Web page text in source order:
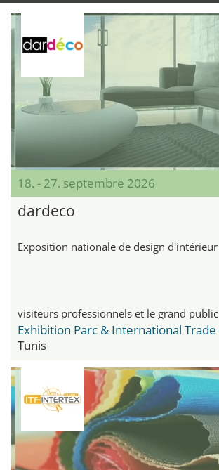
18. - 27. septembre 2026
dardeco
Exposition nationale de design d'intérieur
visiteurs professionnels et le grand public
Tunis